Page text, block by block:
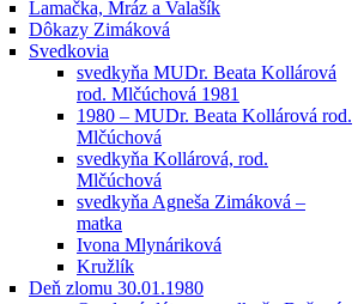
Lamačka, Mráz a Valašík
Dôkazy Zimáková
Svedkovia
svedkyňa MUDr. Beata Kollárová
rod. Mlčúchová 1981
1980 – MUDr. Beata Kollárová rod.
Mlčúchová
svedkyňa Kollárová, rod.
Mlčúchová
svedkyňa Agneša Zimáková –
matka
Ivona Mlynáriková
Kružlík
Deň zlomu 30.01.1980